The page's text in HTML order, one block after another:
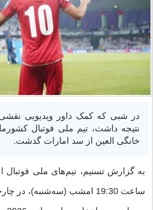
در شبی که کمک داور ویدیویی نقشی
نتیجه داشت، تیم ملی فوتبال
خانگی العین از سد امارات گذشت.
به گزارش تسنیم، تیم‌های ملی فوتبال
ساعت 19:30 امشب (سه‌شنبه)،